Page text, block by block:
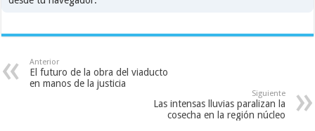
Anterior
El futuro de la obra del viaducto
en manos de la justicia
Siguiente
Las intensas lluvias paralizan la
cosecha en la región núcleo